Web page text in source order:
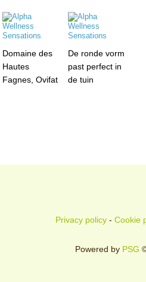
Domaine des
Hautes
Fagnes, Ovifat
De ronde vorm
past perfect in
de tuin
Privacy policy- Cookie
Powered by PSG